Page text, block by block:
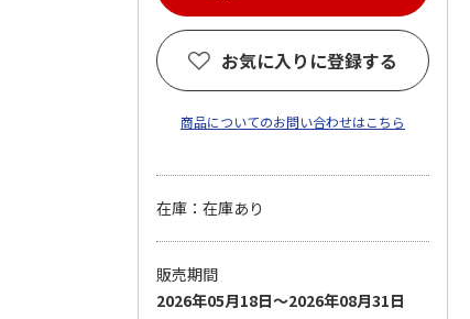
お気に入りに登録する
商品についてのお問い合わせはこちら
在庫：在庫あり
販売期間
2026年05月18日～2026年08月31日